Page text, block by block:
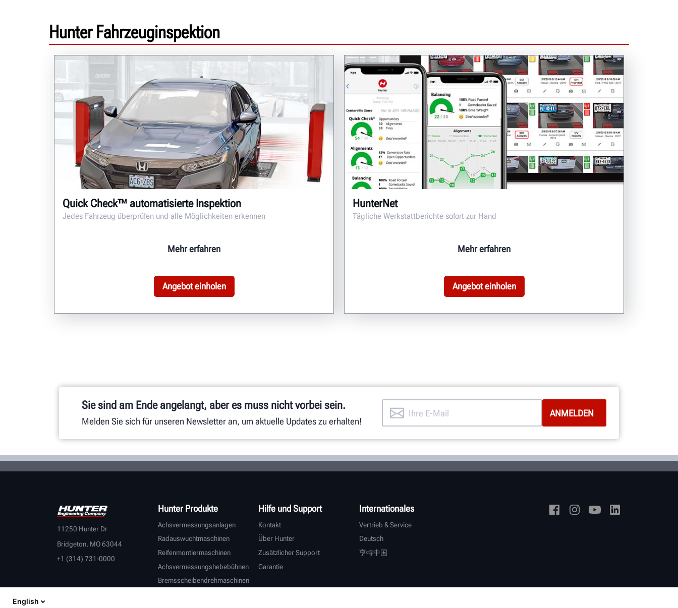
Hunter Fahrzeuginspektion
Quick Check™ automatisierte Inspektion
Jedes Fahrzeug überprüfen und alle Möglichkeiten erkennen
Mehr erfahren
Angebot einholen
HunterNet
Tägliche Werkstattberichte sofort zur Hand
Mehr erfahren
Angebot einholen
Sie sind am Ende angelangt, aber es muss nicht vorbei sein.
Melden Sie sich für unseren Newsletter an, um aktuelle Updates zu erhalten!
11250 Hunter Dr
Bridgeton, MO 63044
+1 (314) 731-0000
Hunter Produkte
Achsvermessungsanlagen
Radauswuchtmaschinen
Reifenmontiermaschinen
Achsvermessungshebebühnen
Bremsscheibendrehmaschinen
Hilfe und Support
Kontakt
Über Hunter
Zusätzlicher Support
Garantie
Internationales
Vertrieb & Service
Deutsch
亨特中国
English